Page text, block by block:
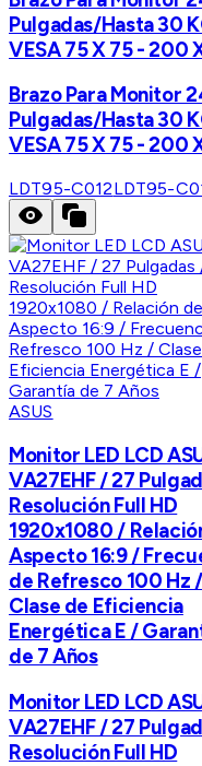
Pulgadas/Hasta 30
VESA 75 X 75 - 200
Brazo Para Monitor
Pulgadas/Hasta 30
VESA 75 X 75 - 200
LDT95-C012LDT95-
ASUS
Monitor LED LCD
VA27EHF / 27
Resolución Full HD
1920x1080 /
Aspecto 16:9 /
de Refresco 100 Hz /
Clase de Eficiencia
Energética E /
de 7 Años
Monitor LED LCD
VA27EHF / 27
Resolución Full HD